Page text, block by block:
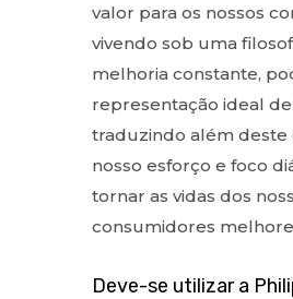
valor para os nossos
vivendo sob uma
melhoria constante,
representação ideal de
traduzindo além deste
nosso esforço e foco
tornar as vidas dos
consumidores
Deve-se utilizar a